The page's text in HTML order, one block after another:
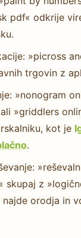
pdf« odkrije
»picross
trgovin z
»nonogram
»griddlers
kot je
.
skupaj z
orodja in